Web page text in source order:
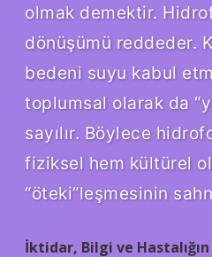
olmak demektir.
dönüşümü reddeder.
bedeni suyu kabul
toplumsal olarak da
sayılır. Böylece
fiziksel hem kültürel
“öteki”leşmesinin
İktidar, Bilgi ve Hastalığın